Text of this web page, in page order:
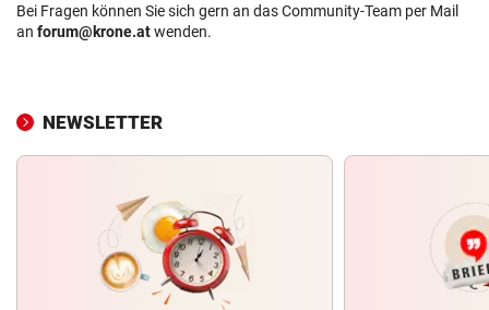
Bei Fragen können Sie sich gern an das Community-Team per Mail
an forum@krone.atwenden.
NEWSLETTER